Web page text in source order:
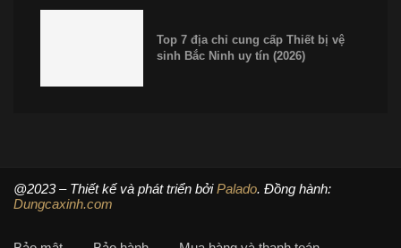
Top 7 địa chỉ cung cấp Thiết bị vệ
sinh Bắc Ninh uy tín (2026)
@2023 – Thiết kế và phát triển bởiPalado. Đồng hành:
Dungcaxinh.com